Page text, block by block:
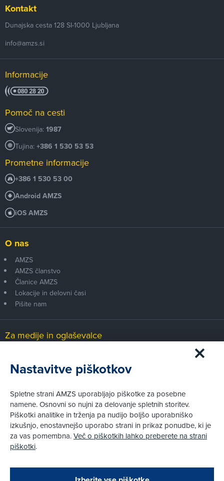
Zapri
Podarjamo vam 10 €!
Kontakt
Dunajska cesta 128 SI-1000 Ljubljana
info@amzs.si
Informacije
Pomoč na cesti
Slovenija: 1987
Tujina: +386 1 530 53 53
Prometne informacije
+386 1 530 53 00
Android AMZS
iOS AMZS
O nas
AMZS
AMZS članstvo
Članice AMZS
Lokacije in delovni časi
Pišite nam
Za medije in oglaševalce
Piškotki
Politika zasebnosti
Informacije o obdelavi osebnih podatkov - videonadzor
Pravno obvestilo
Izvensodno reševanje potrošniških sporov
Cenik članstva AMZS
Nastavitve piškotkov
Spletne strani AMZS uporabljajo piškotke za posebne
namene. Osnovni so nujni za delovanje spletnih storitev.
Piškotki analitike in trženja pa nudijo boljšo uporabniško
izkušnjo, enostavnejšo uporabo strani in prikaz ponudbe, ki je
za vas pomembna.Več o piškotkih lahko preberete na strani
piškotki.